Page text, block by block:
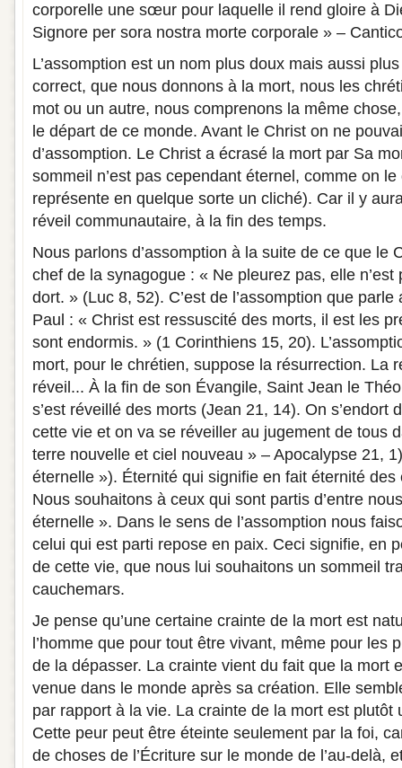
corporelle une sœur pour laquelle il rend gloire à
Signore per sora nostra morte corporale » –
L’assomption est un nom plus doux mais aussi
correct, que nous donnons à la mort, nous les
mot ou un autre, nous comprenons la même chose,
le départ de ce monde. Avant le Christ on ne
d’assomption. Le Christ a écrasé la mort par Sa
sommeil n’est pas cependant éternel, comme on
représente en quelque sorte un cliché). Car il y
réveil communautaire, à la fin des temps.
Nous parlons d’assomption à la suite de ce que le
chef de la synagogue : « Ne pleurez pas, elle n’est
dort. » (Luc 8, 52). C’est de l’assomption que
Paul : « Christ est ressuscité des morts, il est les
sont endormis. » (1 Corinthiens 15, 20).
mort, pour le chrétien, suppose la résurrection. La
réveil... À la fin de son Évangile, Saint Jean le
s’est réveillé des morts (Jean 21, 14). On s’endort
cette vie et on va se réveiller au jugement de tous
terre nouvelle et ciel nouveau » – Apocalypse 21,
éternelle »). Éternité qui signifie en fait éternité
Nous souhaitons à ceux qui sont partis d’entre
éternelle ». Dans le sens de l’assomption nous
celui qui est parti repose en paix. Ceci signifie, en
de cette vie, que nous lui souhaitons un sommeil
cauchemars.
Je pense qu’une certaine crainte de la mort est
l’homme que pour tout être vivant, même pour les
de la dépasser. La crainte vient du fait que la mort
venue dans le monde après sa création. Elle
par rapport à la vie. La crainte de la mort est plutôt
Cette peur peut être éteinte seulement par la foi,
de choses de l’Écriture sur le monde de l’au-delà,